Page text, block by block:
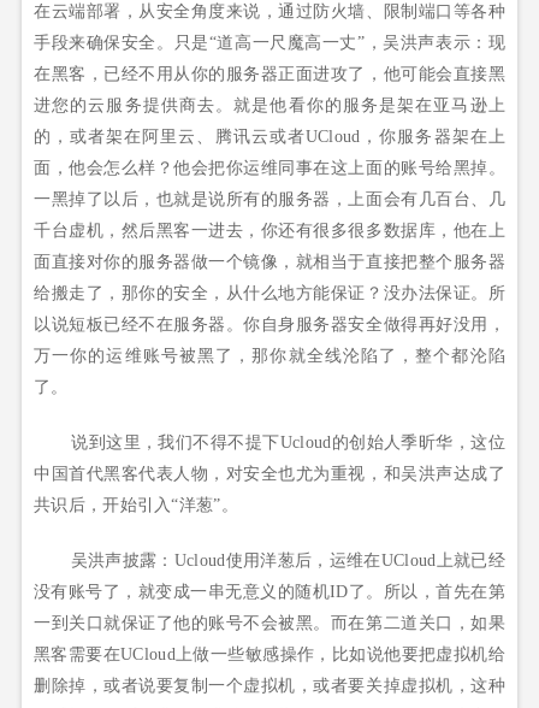
在云端部署，从安全角度来说，通过防火墙、限制端口等各种
手段来确保安全。只是“道高一尺魔高一丈”，吴洪声表示：现
在黑客，已经不用从你的服务器正面进攻了，他可能会直接黑
进您的云服务提供商去。就是他看你的服务是架在亚马逊上
的，或者架在阿里云、腾讯云或者UCloud，你服务器架在上
面，他会怎么样？他会把你运维同事在这上面的账号给黑掉。
一黑掉了以后，也就是说所有的服务器，上面会有几百台、几
千台虚机，然后黑客一进去，你还有很多很多数据库，他在上
面直接对你的服务器做一个镜像，就相当于直接把整个服务器
给搬走了，那你的安全，从什么地方能保证？没办法保证。所
以说短板已经不在服务器。你自身服务器安全做得再好没用，
万一你的运维账号被黑了，那你就全线沦陷了，整个都沦陷
了。
说到这里，我们不得不提下Ucloud的创始人季昕华，这位
中国首代黑客代表人物，对安全也尤为重视，和吴洪声达成了
共识后，开始引入“洋葱”。
吴洪声披露：Ucloud使用洋葱后，运维在UCloud上就已经
没有账号了，就变成一串无意义的随机ID了。所以，首先在第
一到关口就保证了他的账号不会被黑。而在第二道关口，如果
黑客需要在UCloud上做一些敏感操作，比如说他要把虚拟机给
删除掉，或者说要复制一个虚拟机，或者要关掉虚拟机，这种